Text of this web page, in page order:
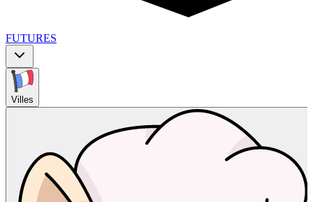
FUTURES
Villes